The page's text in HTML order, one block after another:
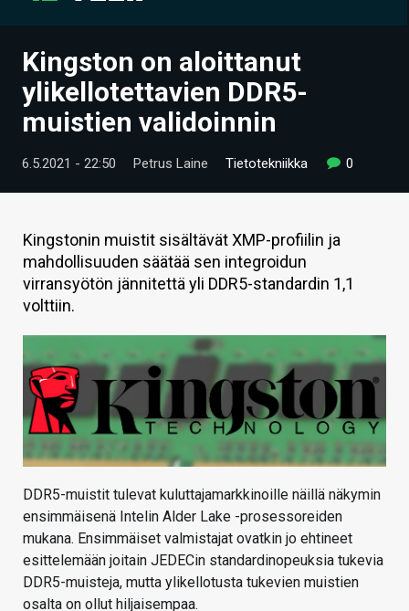
UUTISET
ARTIKKELIT
VIDEOT
TECHBBS
TIETOA
HINTA.FI
KAUPPA
HAKU
Kingston on aloittanut
ylikellotettavien DDR5-
muistien validoinnin
6.5.2021 - 22:50 Petrus Laine Tietotekniikka 0
Kingstonin muistit sisältävät XMP-profiilin ja
mahdollisuuden säätää sen integroidun
virransyötön jännitettä yli DDR5-standardin 1,1
volttiin.
DDR5-muistit tulevat kuluttajamarkkinoille näillä näkymin
ensimmäisenä Intelin Alder Lake -prosessoreiden
mukana. Ensimmäiset valmistajat ovatkin jo ehtineet
esittelemään joitain JEDECin standardinopeuksia tukevia
DDR5-muisteja, mutta ylikellotusta tukevien muistien
osalta on ollut hiljaisempaa.